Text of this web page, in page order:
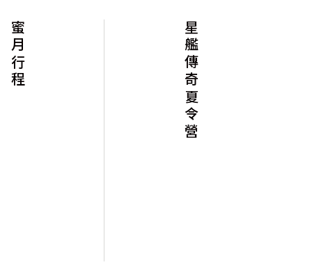
蜜月行程 星艦傳奇夏令營